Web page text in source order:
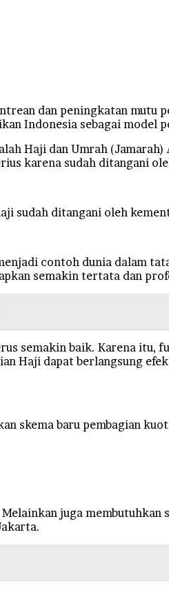
dan peningkatan mutu
Indonesia sebagai model
Haji dan Umrah (Jamarah)
karena sudah ditangani
sudah ditangani oleh
contoh dunia dalam
semakin tertata dan
semakin baik. Karena itu,
Haji dapat berlangsung
skema baru pembagian
juga